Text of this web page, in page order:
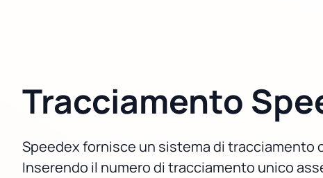
Tracciamento
Speedex fornisce un sistema di
Inserendo il numero di tracciamento unico